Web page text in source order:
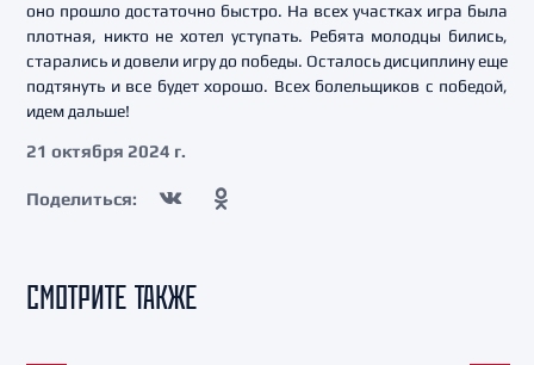
оно прошло достаточно быстро. На всех участках игра была
плотная, никто не хотел уступать. Ребята молодцы бились,
старались и довели игру до победы. Осталось дисциплину еще
подтянуть и все будет хорошо. Всех болельщиков с победой,
идем дальше!
21 октября 2024 г.
Поделиться:
СМОТРИТЕ ТАКЖЕ